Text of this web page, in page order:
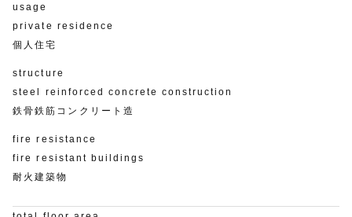
usage
private residence
個人住宅
structure
steel reinforced concrete construction
鉄骨鉄筋コンクリート造
fire resistance
fire resistant buildings
耐火建築物